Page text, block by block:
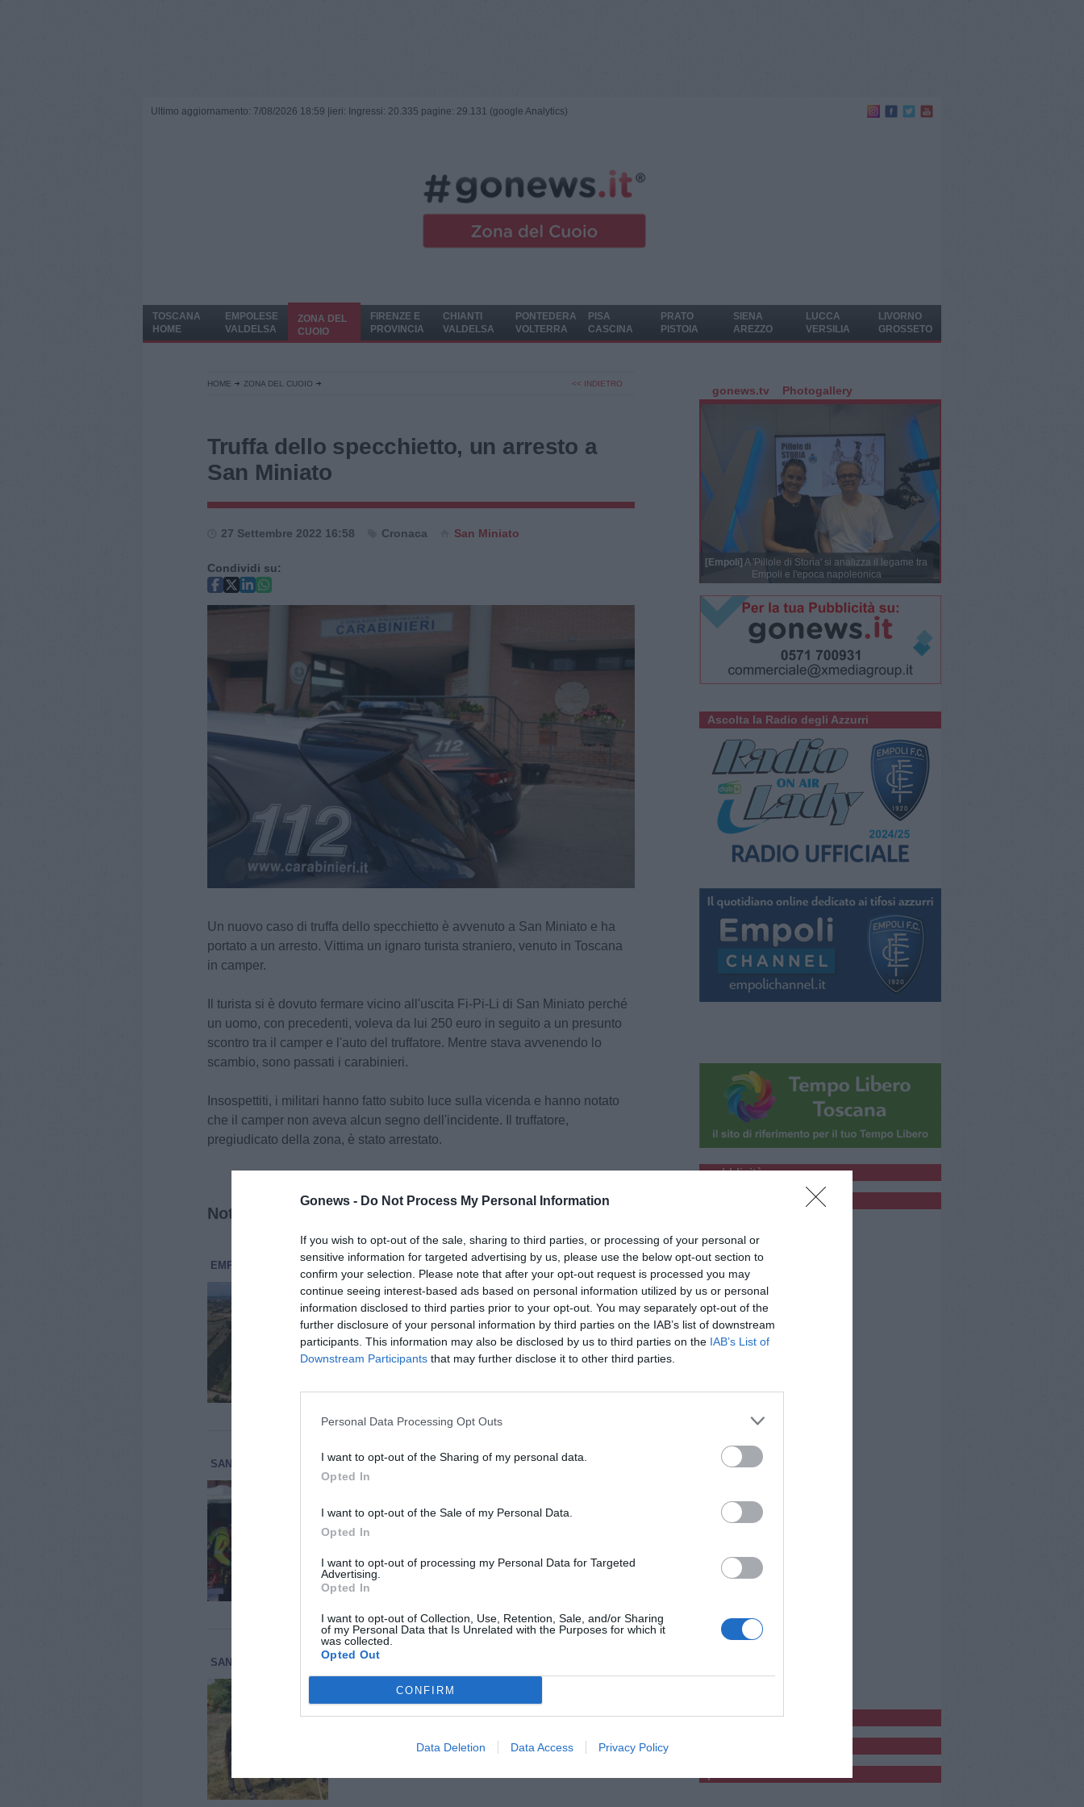
Gonews - Do Not Process My Personal Information
If you wish to opt-out of the sale, sharing to third parties, or processing of your personal or
sensitive information for targeted advertising by us, please use the below opt-out section to
confirm your selection. Please note that after your opt-out request is processed you may
continue seeing interest-based ads based on personal information utilized by us or personal
information disclosed to third parties prior to your opt-out. You may separately opt-out of the
further disclosure of your personal information by third parties on the IAB’s list of downstream
participants. This information may also be disclosed by us to third parties on the IAB’s List of
Downstream Participants that may further disclose it to other third parties.
Personal Data Processing Opt Outs
I want to opt-out of the Sharing of my personal data.
Opted In
I want to opt-out of the Sale of my Personal Data.
Opted In
I want to opt-out of processing my Personal Data for Targeted
Advertising.
Opted In
I want to opt-out of Collection, Use, Retention, Sale, and/or Sharing
of my Personal Data that Is Unrelated with the Purposes for which it
was collected.
Opted Out
CONFIRM
Data Deletion Data Access Privacy Policy
Ultimo aggiornamento: 7/08/2026 18:59 | ieri: Ingressi: 20.335 pagine: 29.131 (google Analytics)
TOSCANA
HOME
EMPOLESE
VALDELSA
ZONA DEL
CUOIO
FIRENZE E
PROVINCIA
CHIANTI
VALDELSA
PONTEDERA
VOLTERRA
PISA
CASCINA
PRATO
PISTOIA
SIENA
AREZZO
LUCCA
VERSILIA
LIVORNO
GROSSETO
HOME ZONA DEL CUOIO << INDIETRO
Truffa dello specchietto, un arresto a
San Miniato
27 Settembre 2022 16:58 Cronaca San Miniato
Condividi su:
Un nuovo caso di truffa dello specchietto è avvenuto a San Miniato e ha
portato a un arresto. Vittima un ignaro turista straniero, venuto in Toscana
in camper.
Il turista si è dovuto fermare vicino all'uscita Fi-Pi-Li di San Miniato perché
un uomo, con precedenti, voleva da lui 250 euro in seguito a un presunto
scontro tra il camper e l'auto del truffatore. Mentre stava avvenendo lo
scambio, sono passati i carabinieri.
Insospettiti, i militari hanno fatto subito luce sulla vicenda e hanno notato
che il camper non aveva alcun segno dell'incidente. Il truffatore,
pregiudicato della zona, è stato arrestato.
Notizie correlate
EMPOLI
Pagnana, lavori in corso per la condotta
fognaria che arriva a Cuoiodepur
È entrato nel vivo uno dei più importanti interventi
infrastrutturali programmati da Acque per il sistema
fognario e depurativo del Basso Valdarno. Sono
infatti iniziati i lavori della nuova condotta [...]
SAN MINIATO CRONACA 1 Agosto 2026
San Miniato
Una persona di 43 anni è deceduta a San Miniato,
nella frazione di Catena, dopo una gara di pesca
Venerdì 31 luglio [...]
SAN MINIATO CRONACA
Cavallo di 31 anni cade a terra a San
Miniato: salvato dai vigili del fuoco
bloccato a terra in un terreno agricolo. La squadra
gonews.tv Photogallery
[Empoli] A 'Pillole di Storia' si analizza il legame tra
Empoli e l'epoca napoleonica
Ascolta la Radio degli Azzurri
pubblicità
pubblicitàCl